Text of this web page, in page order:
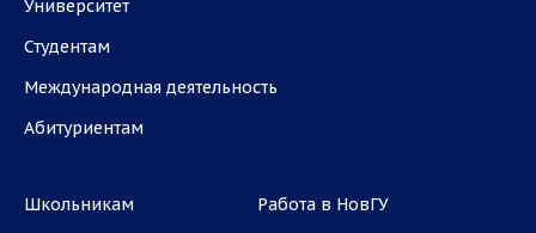
Университет
Студентам
Международная деятельность
Абитуриентам
Школьникам
Работа в НовГУ